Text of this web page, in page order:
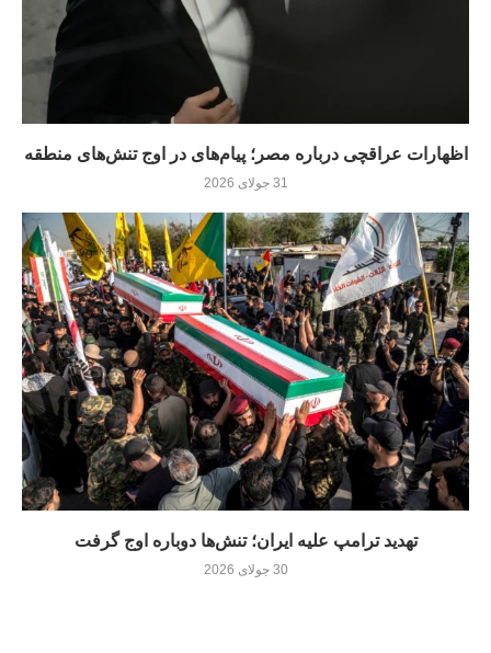
اظهارات عراقچی درباره مصر؛ پیام‌های در اوج تنش‌های منطقه
31 جولای 2026
تهدید ترامپ علیه ایران؛ تنش‌ها دوباره اوج گرفت
30 جولای 2026